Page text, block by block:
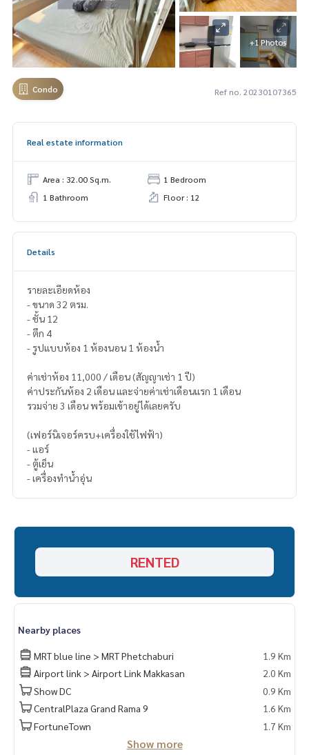
+1 Photos
Condo Ref no. 20230107365
Real estate information
Area : 32.00 Sq.m.
1 Bedroom
1 Bathroom
Floor : 12
Details
รายละเอียดห้อง
- ขนาด 32 ตรม.
- ชั้น 12
- ตึก 4
- รูปแบบห้อง 1 ห้องนอน 1 ห้องน้ำ
ค่าเช่าห้อง 11,000 / เดือน (สัญญาเช่า 1 ปี)
ค่าประกันห้อง 2 เดือน และจ่ายค่าเช่าเดือนแรก 1 เดือน
รวมจ่าย 3 เดือน พร้อมเข้าอยู่ได้เลยครับ
(เฟอร์นิเจอร์ครบ+เครื่องใช้ไฟฟ้า)
- แอร์
- ตู้เย็น
- เครื่องทำน้ำอุ่น
RENTED
Nearby places
MRT blue line > MRT Phetchaburi
1.9 Km
Airport link > Airport Link Makkasan
2.0 Km
Show DC
0.9 Km
CentralPlaza Grand Rama 9
1.6 Km
FortuneTown
1.7 Km
Show more